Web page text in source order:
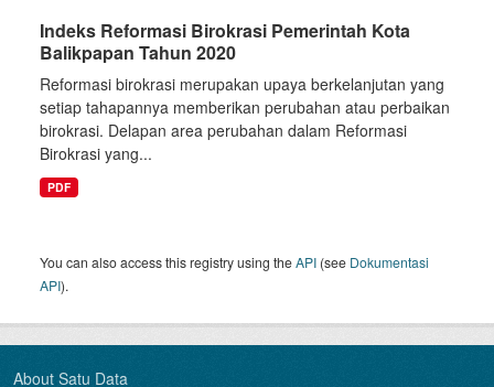
Indeks Reformasi Birokrasi Pemerintah Kota
Balikpapan Tahun 2020
Reformasi birokrasi merupakan upaya berkelanjutan yang
setiap tahapannya memberikan perubahan atau perbaikan
birokrasi. Delapan area perubahan dalam Reformasi
Birokrasi yang...
PDF
You can also access this registry using theAPI (see Dokumentasi
API).
About Satu Data